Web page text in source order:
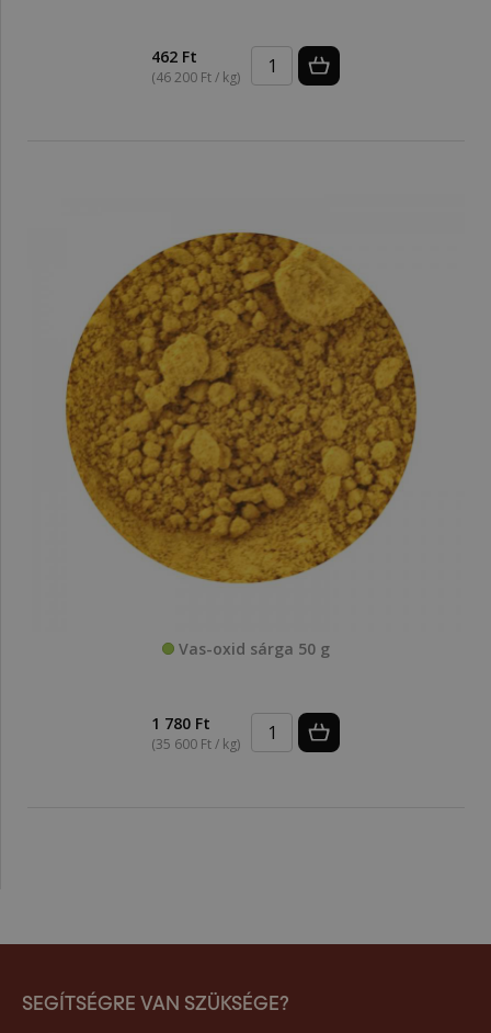
462 Ft
(46 200 Ft / kg)
Vas-oxid sárga 50 g
1 780 Ft
(35 600 Ft / kg)
SEGÍTSÉGRE VAN SZÜKSÉGE?